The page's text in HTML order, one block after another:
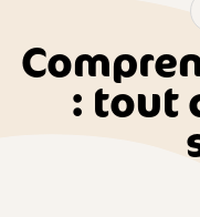
: tout